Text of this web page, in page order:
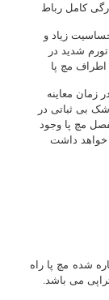
کامل رباط
زیاد و
تورم شدید در
اطراف مچ پا
در زمان معاینه
بی ثباتی در
مچ پا وجود
خواهد داشت
شده مچ پا راه
می باشد.